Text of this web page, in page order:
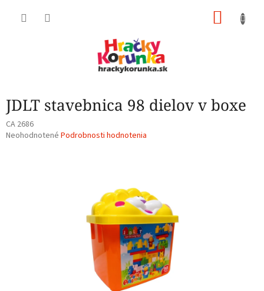
JDLT stavebnica 98 dielov v boxe
CA 2686
Priemerné
Neohodnotené Podrobnosti hodnotenia